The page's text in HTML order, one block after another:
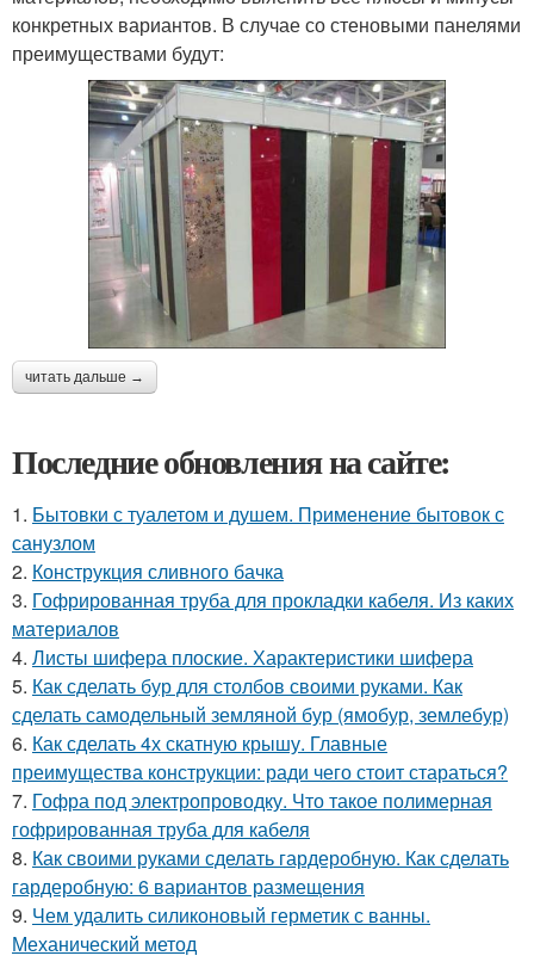
конкретных вариантов. В случае со стеновыми панелями
преимуществами будут:
читать дальше →
Последние обновления на сайте:
1. Бытовки с туалетом и душем. Применение бытовок с
санузлом
2. Конструкция сливного бачка
3. Гофрированная труба для прокладки кабеля. Из каких
материалов
4. Листы шифера плоские. Характеристики шифера
5. Как сделать бур для столбов своими руками. Как
сделать самодельный земляной бур (ямобур, землебур)
6. Как сделать 4х скатную крышу. Главные
преимущества конструкции: ради чего стоит стараться?
7. Гофра под электропроводку. Что такое полимерная
гофрированная труба для кабеля
8. Как своими руками сделать гардеробную. Как сделать
гардеробную: 6 вариантов размещения
9. Чем удалить силиконовый герметик с ванны.
Механический метод